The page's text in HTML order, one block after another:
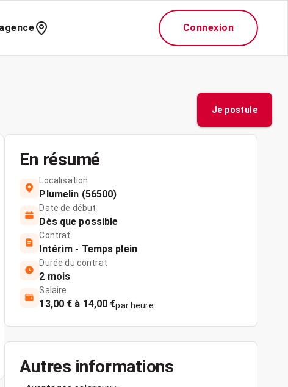
Connexion
Je postule
En résumé
Localisation
Plumelin (56500)
Date de début
Dès que possible
Contrat
Intérim - Temps plein
Durée du contrat
2 mois
Salaire
13,00 € à 14,00 €par heure
Autres informations